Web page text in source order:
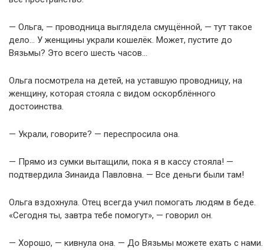
— Ольга, — проводница выглядела смущённой, — тут такое
дело… У женщины украли кошелёк. Может, пустите до
Вязьмы? Это всего шесть часов…
Ольга посмотрела на детей, на уставшую проводницу, на
женщину, которая стояла с видом оскорблённого
достоинства.
— Украли, говорите? — переспросила она.
— Прямо из сумки вытащили, пока я в кассу стояла! —
подтвердила Зинаида Павловна. — Все деньги были там!
Ольга вздохнула. Отец всегда учил помогать людям в беде.
«Сегодня ты, завтра тебе помогут», — говорил он.
— Хорошо, — кивнула она. — До Вязьмы можете ехать с нами.